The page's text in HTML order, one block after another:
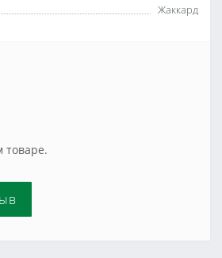
Жаккард
товаре.